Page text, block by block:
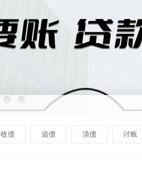
收债 追债 清债 讨账